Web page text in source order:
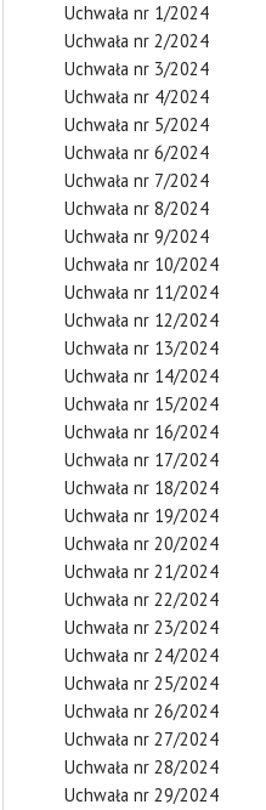
Uchwała nr 1/2024
Uchwała nr 2/2024
Uchwała nr 3/2024
Uchwała nr 4/2024
Uchwała nr 5/2024
Uchwała nr 6/2024
Uchwała nr 7/2024
Uchwała nr 8/2024
Uchwała nr 9/2024
Uchwała nr 10/2024
Uchwała nr 11/2024
Uchwała nr 12/2024
Uchwała nr 13/2024
Uchwała nr 14/2024
Uchwała nr 15/2024
Uchwała nr 16/2024
Uchwała nr 17/2024
Uchwała nr 18/2024
Uchwała nr 19/2024
Uchwała nr 20/2024
Uchwała nr 21/2024
Uchwała nr 22/2024
Uchwała nr 23/2024
Uchwała nr 24/2024
Uchwała nr 25/2024
Uchwała nr 26/2024
Uchwała nr 27/2024
Uchwała nr 28/2024
Uchwała nr 29/2024